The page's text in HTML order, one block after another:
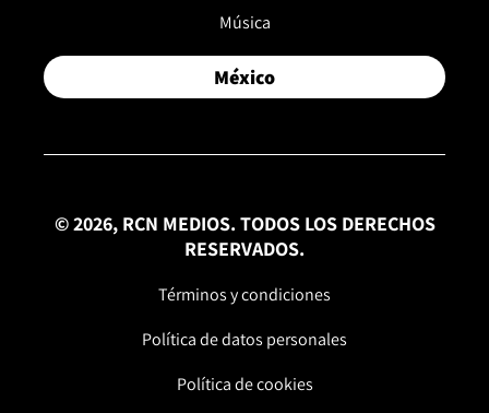
Música
México
© 2026, RCN MEDIOS. TODOS LOS DERECHOS
RESERVADOS.
Términos y condiciones
Política de datos personales
Política de cookies